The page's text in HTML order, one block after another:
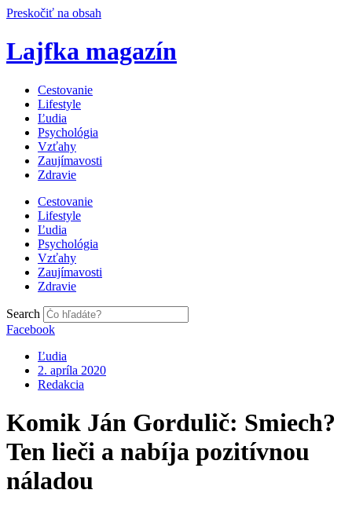
Preskočiť na obsah
Lajfka magazín
Cestovanie
Lifestyle
Ľudia
Psychológia
Vzťahy
Zaujímavosti
Zdravie
Cestovanie
Lifestyle
Ľudia
Psychológia
Vzťahy
Zaujímavosti
Zdravie
Search
Facebook
Ľudia
2. apríla 2020
Redakcia
Komik Ján Gordulič: Smiech?
Ten lieči a nabíja pozitívnou
náladou